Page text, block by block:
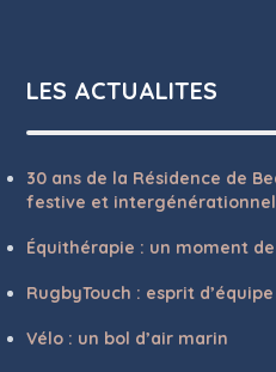
LES ACTUALITES
30 ans de la Résidence de
festive et
Équithérapie : un moment
RugbyTouch : esprit
Vélo : un bol d’air marin